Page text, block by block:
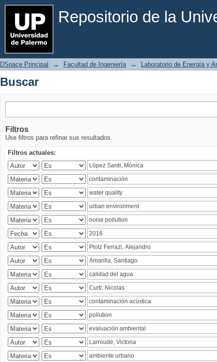
Repositorio de la
Buscar
DSpace Principal → Facultad de Ingeniería → Laboratorio de Energía y
Buscar
Filtros
Use filtros para refinar sus resultados.
Filtros actuales: